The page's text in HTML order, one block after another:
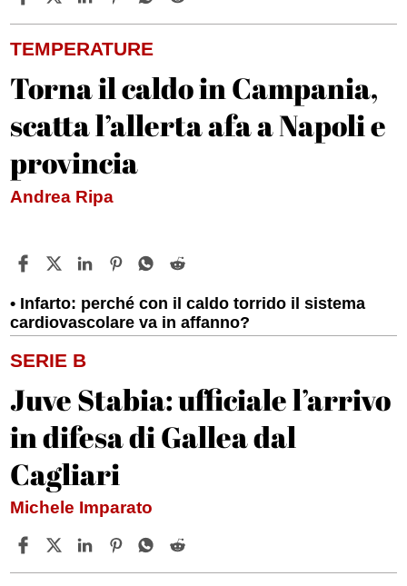
TEMPERATURE
Torna il caldo in Campania,
scatta l’allerta afa a Napoli e
provincia
Andrea Ripa
Infarto: perché con il caldo torrido il sistema
cardiovascolare va in affanno?
SERIE B
Juve Stabia: ufficiale l’arrivo
in difesa di Gallea dal
Cagliari
Michele Imparato